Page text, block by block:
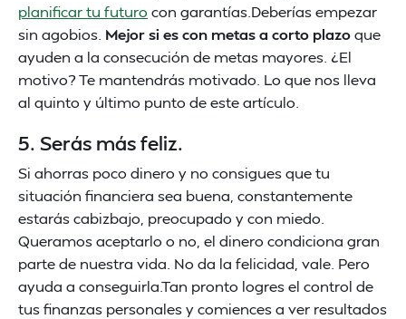
planificar tu futuro con garantías.Deberías empezar
sin agobios. Mejor si es con metas a corto plazoque
ayuden a la consecución de metas mayores. ¿El
motivo? Te mantendrás motivado. Lo que nos lleva
al quinto y último punto de este artículo.
5. Serás más feliz.
Si ahorras poco dinero y no consigues que tu
situación financiera sea buena, constantemente
estarás cabizbajo, preocupado y con miedo.
Queramos aceptarlo o no, el dinero condiciona gran
parte de nuestra vida. No da la felicidad, vale. Pero
ayuda a conseguirla.Tan pronto logres el control de
tus finanzas personales y comiences a ver resultados